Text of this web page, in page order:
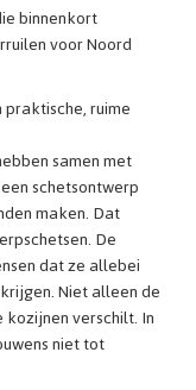
binnenkort
voor Noord
ruime
samen met
schetsontwerp
maken. Dat
De
dat ze allebei
Niet alleen de
verschilt. In
niet tot